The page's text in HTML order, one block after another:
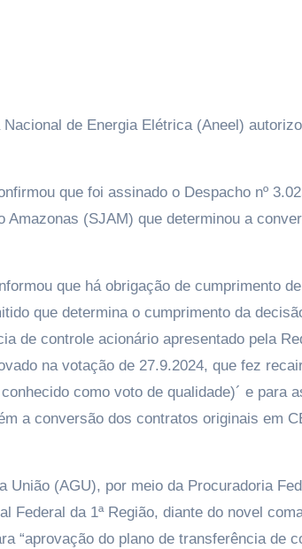
que foi assinado o Despacho nº
Amazonas (SJAM) que determinou a
que há obrigação de cumprimento
que determina o cumprimento da
de controle acionário apresentado pela
na votação de 27.9.2024, que fez
como voto de qualidade)´ e para
a conversão dos contratos originais em
União (AGU), por meio da Procuradoria
Federal da 1ª Região, diante do novel
“aprovação do plano de transferência de